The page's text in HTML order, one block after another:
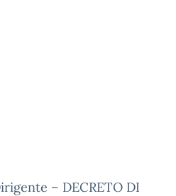
– DECRETO DI